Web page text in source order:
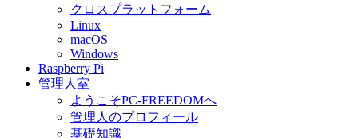
クロスプラットフォーム
Linux
macOS
Windows
Raspberry Pi
管理人室
ようこそPC-FREEDOMへ
管理人のプロフィール
基礎知識